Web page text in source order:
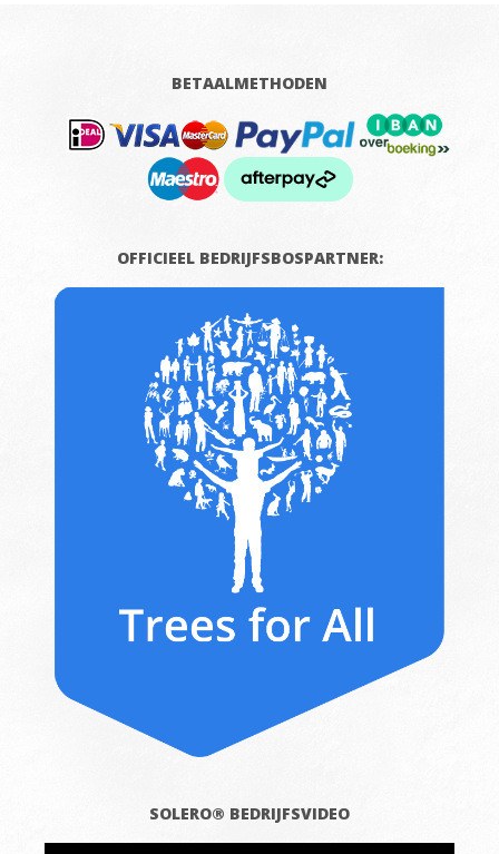
BETAALMETHODEN
OFFICIEEL BEDRIJFSBOSPARTNER:
SOLERO® BEDRIJFSVIDEO